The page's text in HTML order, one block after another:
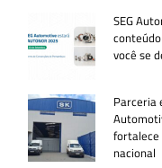
SEG
você se
Parceria
fortalece
nacional